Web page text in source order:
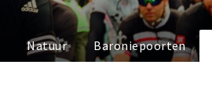
Natuur Baroniepoorten